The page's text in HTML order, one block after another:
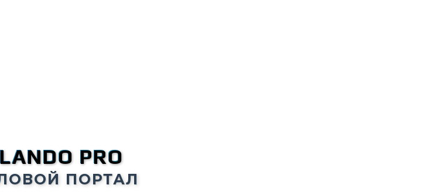
PRO
ПОРТАЛ